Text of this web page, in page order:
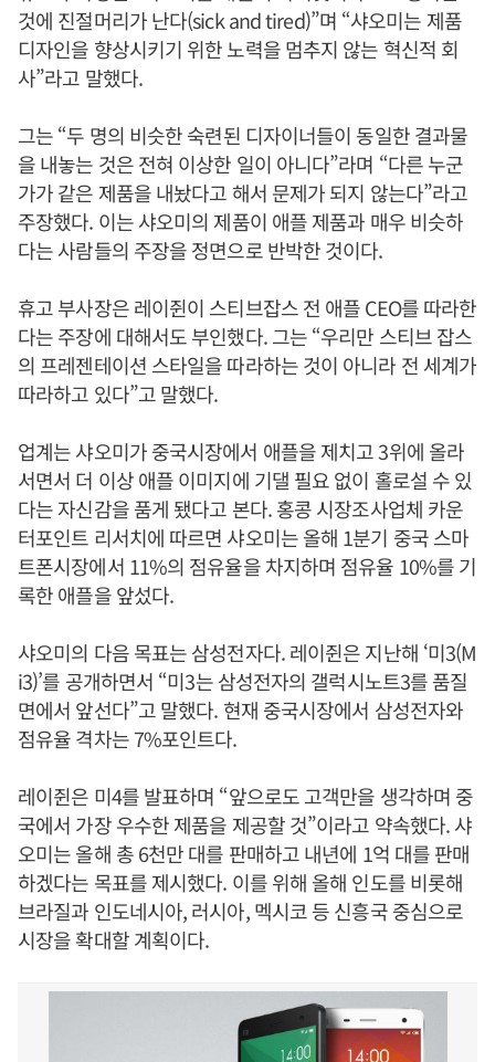
것에 진절머리가 난다(sick and tired)”며 “샤오미는 제품
디자인을 향상시키기 위한 노력을 멈추지 않는 혁신적 회
사”라고 말했다.
그는 “두 명의 비슷한 숙련된 디자이너들이 동일한 결과물
을 내놓는 것은 전혀 이상한 일이 아니다”라며 “다른 누군
가가 같은 제품을 내놨다고 해서 문제가 되지 않는다”라고
주장했다. 이는 샤오미의 제품이 애플 제품과 매우 비슷하
다는 사람들의 주장을 정면으로 반박한 것이다.
휴고 부사장은 레이쥔이 스티브잡스 전 애플 CEO를 따라한
다는 주장에 대해서도 부인했다. 그는 “우리만 스티브 잡스
의 프레젠테이션 스타일을 따라하는 것이 아니라 전 세계가
따라하고 있다”고 말했다.
업계는 샤오미가 중국시장에서 애플을 제치고 3위에 올라
서면서 더 이상 애플 이미지에 기댈 필요 없이 홀로설 수 있
다는 자신감을 품게 됐다고 본다. 홍콩 시장조사업체 카운
터포인트 리서치에 따르면 샤오미는 올해 1분기 중국 스마
트폰시장에서 11%의 점유율을 차지하며 점유율 10%를 기
록한 애플을 앞섰다.
샤오미의 다음 목표는 삼성전자다. 레이쥔은 지난해 ‘미3(M
i3)’를 공개하면서 “미3는 삼성전자의 갤럭시노트3를 품질
면에서 앞선다”고 말했다. 현재 중국시장에서 삼성전자와
점유율 격차는 7%포인트다.
레이쥔은 미4를 발표하며 “앞으로도 고객만을 생각하며 중
국에서 가장 우수한 제품을 제공할 것”이라고 약속했다. 샤
오미는 올해 총 6천만 대를 판매하고 내년에 1억 대를 판매
하겠다는 목표를 제시했다. 이를 위해 올해 인도를 비롯해
브라질과 인도네시아, 러시아, 멕시코 등 신흥국 중심으로
시장을 확대할 계획이다.